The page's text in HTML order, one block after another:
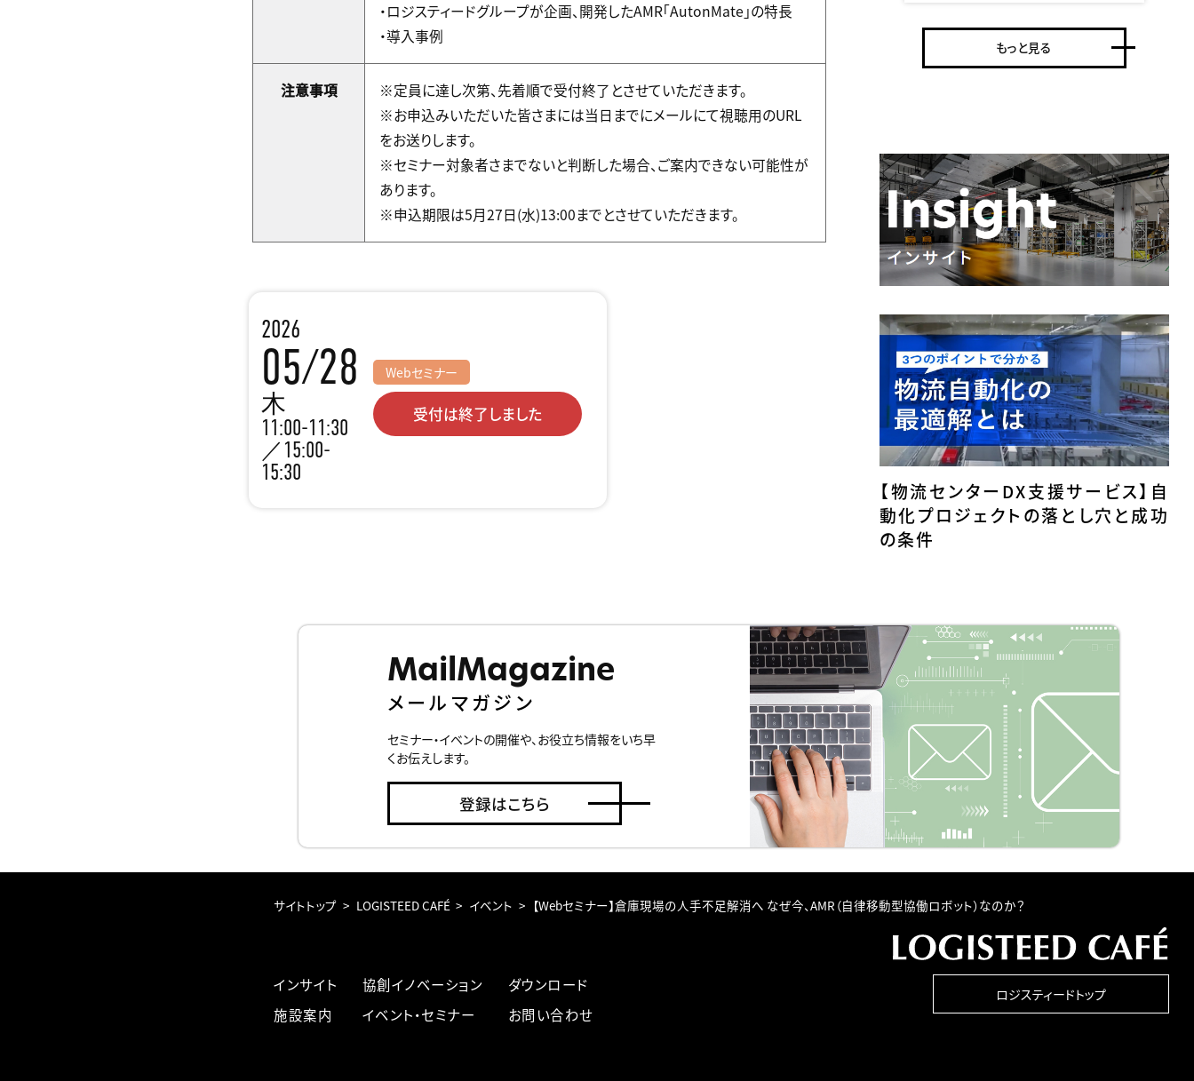
・ロジスティードグループが企画、開発したAMR「AutonMate」の特長
・導入事例
注意事項
※定員に達し次第、先着順で受付終了とさせていただきます。
※お申込みいただいた皆さまには当日までにメールにて視聴用のURL
をお送りします。
※セミナー対象者さまでないと判断した場合、ご案内できない可能性が
あります。
※申込期限は5月27日(水)13:00までとさせていただきます。
2026
05/28
木
11:00-11:30
／15:00-
15:30
Webセミナー
受付は終了しました
もっと見る
【物流センターDX支援サービス】自
動化プロジェクトの落とし穴と成功
の条件
MailMagazine
メールマガジン
セミナー・イベントの開催や、お役立ち情報をいち早
くお伝えします。
登録はこちら
サイトトップ LOGISTEED CAFÉ イベント 【Webセミナー】倉庫現場の人手不足解消へ なぜ今、AMR（自律移動型協働ロボット）なのか？
インサイト
施設案内
協創イノベーション
イベント・セミナー
ダウンロード
お問い合わせ
ロジスティードトップ